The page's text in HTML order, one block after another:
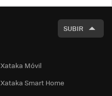
SUBIR
Xataka Móvil
Xataka Smart Home